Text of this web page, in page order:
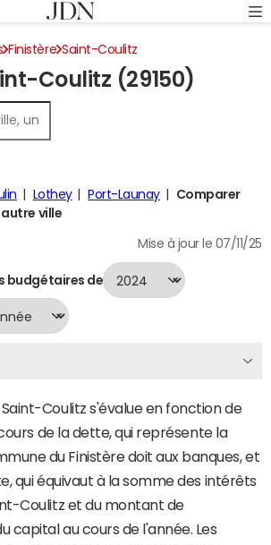
Finistère Saint-Coulitz
Coulitz (29150)
Lothey Port-Launay
Comparer
ville
Mise à jour le 07/11/25
budgétaires de
Coulitz s'évalue en fonction de
de la dette, qui représente la
du Finistère doit aux banques, et
qui équivaut à la somme des intérêts
Coulitz et du montant de
capital au cours de l'année. Les